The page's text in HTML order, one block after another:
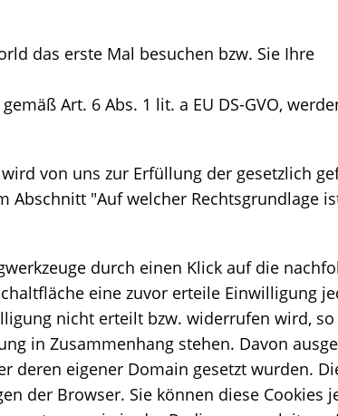
das erste Mal besuchen bzw. Sie Ihre
Art. 6 Abs. 1 lit. a EU DS-GVO,
von uns zur Erfüllung der gesetzlich
"Auf welcher Rechtsgrundlage
durch einen Klick auf die
eine zuvor erteile Einwilligung
nicht erteilt bzw. widerrufen wird,
in Zusammenhang stehen. Davon
deren eigener Domain gesetzt wurden.
der Browser. Sie können diese Cookies